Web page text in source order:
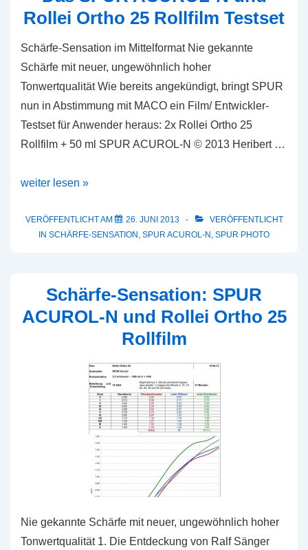
ACUROL-
N
Rollei Ortho 25 Rollfilm Testset
Schärfe-Sensation im Mittelformat Nie gekannte
Schärfe mit neuer, ungewöhnlich hoher
Tonwertqualität Wie bereits angekündigt, bringt SPUR
nun in Abstimmung mit MACO ein Film/ Entwickler-
Testset für Anwender heraus: 2x Rollei Ortho 25
Rollfilm + 50 ml SPUR ACUROL-N © 2013 Heribert …
Das
ACUROL-
25
weiter lesen »
VERÖFFENTLICHT AM 26. JUNI 2013
VERÖFFENTLICHT
IN SCHÄRFE-SENSATION , SPUR ACUROL-N , SPUR PHOTO
Schärfe-Sensation: SPUR
ACUROL-N und Rollei Ortho 25
Rollfilm
Nie gekannte Schärfe mit neuer, ungewöhnlich hoher
Tonwertqualität 1. Die Entdeckung von Ralf Sänger